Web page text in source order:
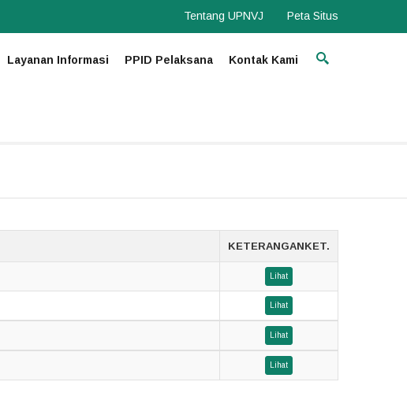
Tentang UPNVJ Peta Situs
Layanan Informasi PPID Pelaksana Kontak Kami
KETERANGANKET.
Lihat
Lihat
Lihat
Lihat